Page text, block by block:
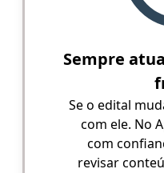
Sempre
Se o edital
com ele. No
com
revisar